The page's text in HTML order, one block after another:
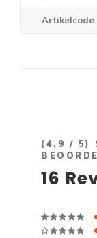
Artikelcode
(4,9 / 5)
16